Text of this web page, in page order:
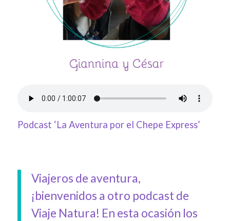
Podcast ‘La Aventura por el Chepe Express’
Viajeros de aventura,
¡bienvenidos a otro podcast de
Viaje Natura! En esta ocasión los